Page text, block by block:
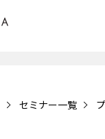
セミナー一覧 プロ